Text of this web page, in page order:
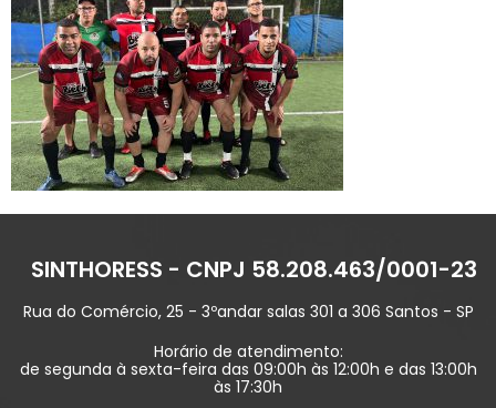
SINTHORESS - CNPJ 58.208.463/0001-23
Rua do Comércio, 25 - 3ºandar salas 301 a 306 Santos - SP
Horário de atendimento:
de segunda à sexta-feira das 09:00h às 12:00h e das 13:00h
às 17:30h